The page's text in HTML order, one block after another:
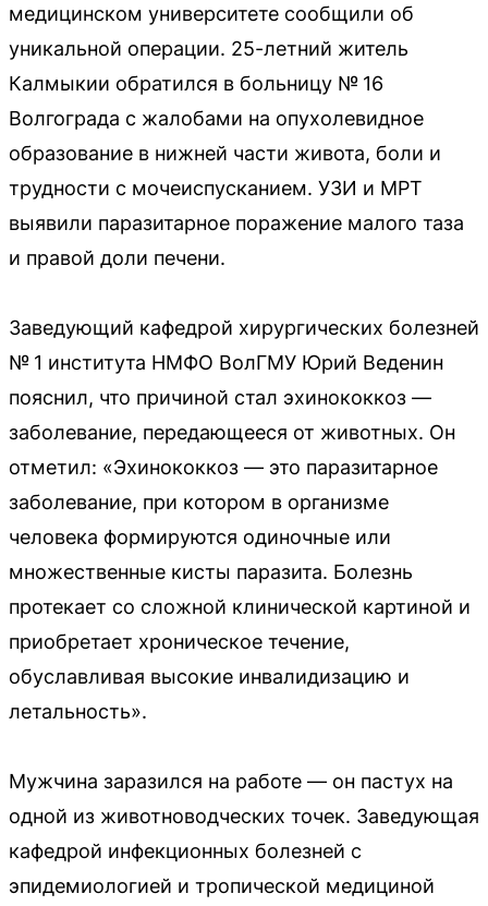
медицинском университете сообщили об
уникальной операции. 25-летний житель
Калмыкии обратился в больницу № 16
Волгограда с жалобами на опухолевидное
образование в нижней части живота, боли и
трудности с мочеиспусканием. УЗИ и МРТ
выявили паразитарное поражение малого таза
и правой доли печени.
Заведующий кафедрой хирургических болезней
№ 1 института НМФО ВолГМУ Юрий Веденин
пояснил, что причиной стал эхинококкоз —
заболевание, передающееся от животных. Он
отметил: «Эхинококкоз — это паразитарное
заболевание, при котором в организме
человека формируются одиночные или
множественные кисты паразита. Болезнь
протекает со сложной клинической картиной и
приобретает хроническое течение,
обуславливая высокие инвалидизацию и
летальность».
Мужчина заразился на работе — он пастух на
одной из животноводческих точек. Заведующая
кафедрой инфекционных болезней с
эпидемиологией и тропической медициной